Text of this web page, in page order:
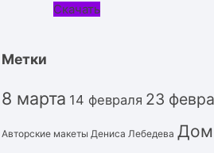
Скачать
Метки
8 марта 14 февраля 23
Авторские макеты Дениса Лебедева Дом